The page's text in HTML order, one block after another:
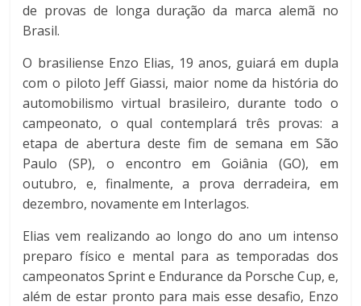
de provas de longa duração da marca alemã no
Brasil.
O brasiliense Enzo Elias, 19 anos, guiará em dupla
com o piloto Jeff Giassi, maior nome da história do
automobilismo virtual brasileiro, durante todo o
campeonato, o qual contemplará três provas: a
etapa de abertura deste fim de semana em São
Paulo (SP), o encontro em Goiânia (GO), em
outubro, e, finalmente, a prova derradeira, em
dezembro, novamente em Interlagos.
Elias vem realizando ao longo do ano um intenso
preparo físico e mental para as temporadas dos
campeonatos Sprint e Endurance da Porsche Cup, e,
além de estar pronto para mais esse desafio, Enzo